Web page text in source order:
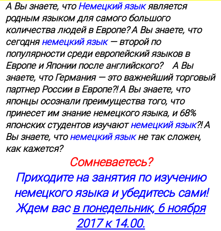
А Вы знаете, чтоНемецкий языкявляется
родным языком для самого большого
количества людей в Европе?А Вы знаете, что
сегоднянемецкий язык— второй по
популярности среди европейский языков в
Европе и Японии после английского?А Вы
знаете, что Германия — этоважнейший торговый
партнер России в Европе?!А Вы знаете, что
японцы осознали преимущества того, что
принесет им знание немецкого языка, и 68%
японских студентов изучаютнемецкий язык?!А
Вы знаете, чтонемецкий языкне так сложен,
как кажется?
Сомневаетесь?
Приходите на занятия по изучению
немецкого языка и убедитесь сами!
Ждем васв понедельник, 6 ноября
2017 к 14.00.